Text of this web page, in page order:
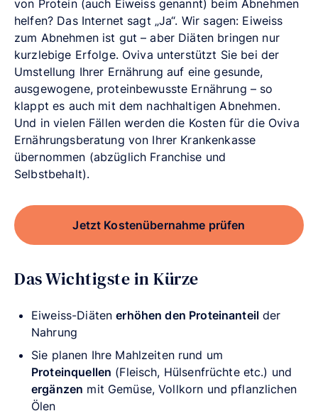
von Protein (auch Eiweiss genannt) beim Abnehmen
helfen? Das Internet sagt „Ja“. Wir sagen: Eiweiss
zum Abnehmen ist gut – aber Diäten bringen nur
kurzlebige Erfolge. Oviva unterstützt Sie bei der
Umstellung Ihrer Ernährung auf eine gesunde,
ausgewogene, proteinbewusste Ernährung – so
klappt es auch mit dem nachhaltigen Abnehmen.
Und in vielen Fällen werden die Kosten für die Oviva
Ernährungsberatung von Ihrer Krankenkasse
übernommen (abzüglich Franchise und
Selbstbehalt).
Jetzt Kostenübernahme prüfen
Das Wichtigste in Kürze
Eiweiss-Diätenerhöhen den Proteinanteil der
Nahrung
Sie planen Ihre Mahlzeiten rund um
Proteinquellen (Fleisch, Hülsenfrüchte etc.) und
ergänzen mit Gemüse, Vollkorn und pflanzlichen
Ölen